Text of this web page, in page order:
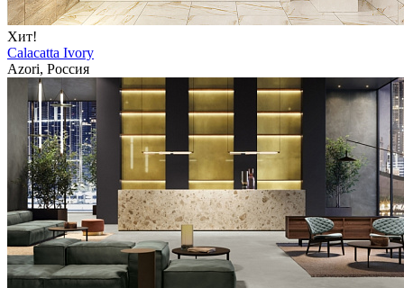
Хит!
Calacatta Ivory
Azori, Россия